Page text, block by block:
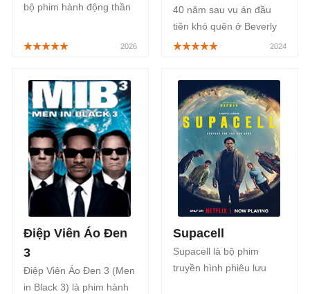
bộ phim hành động thần
của Christopher Nolan,
rạp từ ngày 17/7.
40 năm sau vụ án đầu
tiên khó quên ở Beverly
Hills, cảnh sát Axel Foley
trong phần 4 Cảnh sát
Beverly Hills: Axel F.
Điệp Viên Áo Đen
3
Điệp Viên Áo Đen 3 (Men
in Black 3) là phim hành
Supacell
Supacell là bộ phim
truyền hình phiêu lưu